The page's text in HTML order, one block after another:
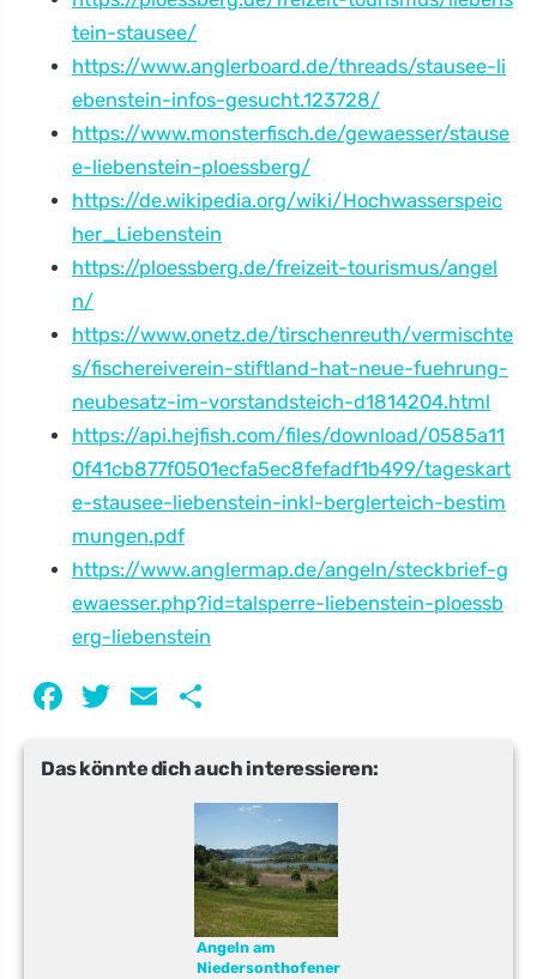
tein-stausee/
https://www.anglerboard.de/threads/stausee-li
ebenstein-infos-gesucht.123728/
https://www.monsterfisch.de/gewaesser/stause
e-liebenstein-ploessberg/
https://de.wikipedia.org/wiki/Hochwasserspeic
her_Liebenstein
https://ploessberg.de/freizeit-tourismus/angel
n/
https://www.onetz.de/tirschenreuth/vermischte
s/fischereiverein-stiftland-hat-neue-fuehrung-
neubesatz-im-vorstandsteich-d1814204.html
https://api.hejfish.com/files/download/0585a11
0f41cb877f0501ecfa5ec8fefadf1b499/tageskart
e-stausee-liebenstein-inkl-berglerteich-bestim
mungen.pdf
https://www.anglermap.de/angeln/steckbrief-g
ewaesser.php?id=talsperre-liebenstein-ploessb
erg-liebenstein
Facebook
Twitter
Email
Das könnte dich auch interessieren:
Angeln am
Niedersonthofener